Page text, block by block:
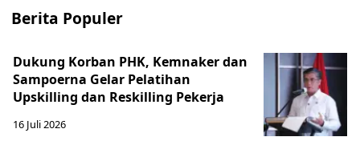
Berita Populer
Dukung Korban PHK, Kemnaker dan
Sampoerna Gelar Pelatihan
Upskilling dan Reskilling Pekerja
16 Juli 2026